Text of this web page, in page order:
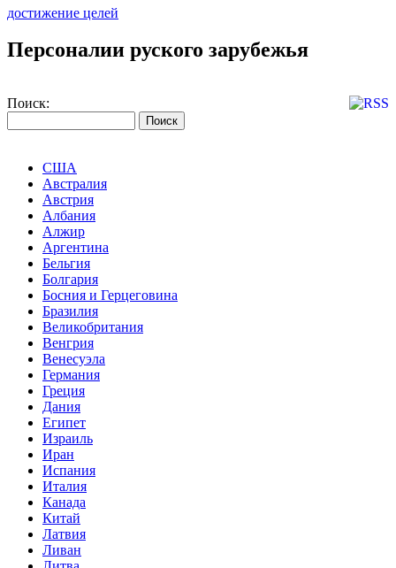
достижение целей
Персоналии руского зарубежья
Поиск:
США
Австралия
Австрия
Албания
Алжир
Аргентина
Бельгия
Болгария
Босния и Герцеговина
Бразилия
Великобритания
Венгрия
Венесуэла
Германия
Греция
Дания
Египет
Израиль
Иран
Испания
Италия
Канада
Китай
Латвия
Ливан